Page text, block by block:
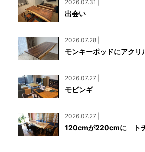
2026.07.31 |
出会い
2026.07.28 |
モンキーポッドにアクリ
2026.07.27 |
モビンギ
2026.07.27 |
120cmが220cmに ト